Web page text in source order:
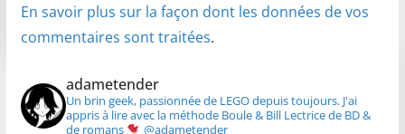
En savoir plus sur la façon dont les données de vos
commentaires sont traitées.
adametender
Un brin geek, passionnée de LEGO depuis toujours.J'ai
appris à lire avec la méthode Boule & Bill Lectrice de BD &
de romans
@adametender